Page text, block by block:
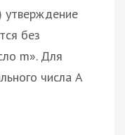
утверждение
без
m». Для
числа A